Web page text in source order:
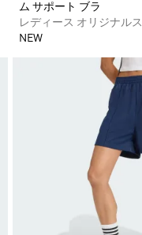
ム サポート ブラ
レディース オリジナルス
NEW
ほしいものリストに追加